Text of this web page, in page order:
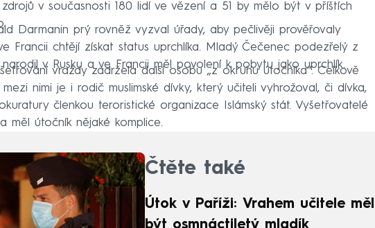
v současnosti 180 lidí ve vězení a 51 by mělo být v příštích
Darmanin prý rovněž vyzval úřady, aby pečlivěji prověřovaly
Francii chtějí získat status uprchlíka. Mladý Čečenec podezřelý z
v Rusku a ve Francii měl povolení k pobytu jako uprchlík.
vraždy zadržela další osobu „z okruhu útočníka“. Celkově
mezi nimi je i rodič muslimské dívky, který učiteli vyhrožoval, či dívka,
členkou teroristické organizace Islámský stát. Vyšetřovatelé
měl útočník nějaké komplice.
Čtěte také
Útok v Paříži: Vrahem učitele měl
být osmnáctiletý mladík